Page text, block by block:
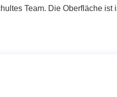
Team. Die Oberfläche